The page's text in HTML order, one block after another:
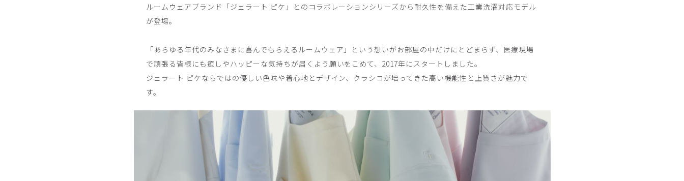
ルームウェアブランド「ジェラート ピケ」とのコラボレーションシリーズから耐久性を備えた工業洗濯対応モデル
が登場。
「あらゆる年代のみなさまに喜んでもらえるルームウェア」という想いがお部屋の中だけにとどまらず、医療現場
で頑張る皆様にも癒しやハッピーな気持ちが届くよう願いをこめて、2017年にスタートしました。
ジェラート ピケならではの優しい色味や着心地とデザイン、クラシコが培ってきた高い機能性と上質さが魅力で
す。